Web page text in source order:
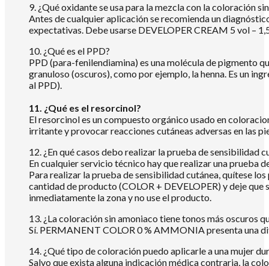
9. ¿Qué oxidante se usa para la mezcla con la coloración
Antes de cualquier aplicación se recomienda un
expectativas. Debe usarse DEVELOPER CREAM 5 vol –
10. ¿Qué es el PPD?
PPD (para-fenilendiamina) es una molécula de pigmento
granuloso (oscuros), como por ejemplo, la henna. Es un
al PPD).
11. ¿Qué es el resorcinol?
El resorcinol es un compuesto orgánico usado en
irritante y provocar reacciones cutáneas adversas en las
12. ¿En qué casos debo realizar la prueba de sensibilidad
En cualquier servicio técnico hay que realizar una prueba
Para realizar la prueba de sensibilidad cutánea, quítese
cantidad de producto (COLOR + DEVELOPER) y deje
inmediatamente la zona y no use el producto.
13. ¿La coloración sin amoniaco tiene tonos más oscuros
Sí. PERMANENT COLOR 0 % AMMONIA presenta una
14. ¿Qué tipo de coloración puedo aplicarle a una mujer
Salvo que exista alguna indicación médica contraria, la